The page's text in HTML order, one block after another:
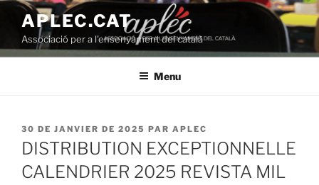
Aller
contenu
principal
APLEC.CAT
Associació per a l'ensenyament del català
Menu
PUBLIÉ
LE
30 DE JANVIER DE 2025 PAR APLEC
DISTRIBUTION EXCEPTIONNELLE
CALENDRIER 2025 REVISTA MIL